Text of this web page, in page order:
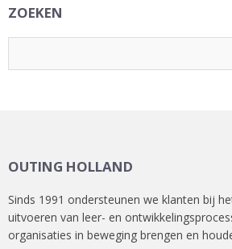
ZOEKEN
OUTING HOLLAND
Sinds 1991 ondersteunen we klanten bij
uitvoeren van leer- en
organisaties in beweging brengen en